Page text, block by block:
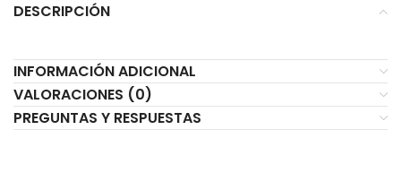
DESCRIPCIÓN
INFORMACIÓN ADICIONAL
VALORACIONES (0)
PREGUNTAS Y RESPUESTAS